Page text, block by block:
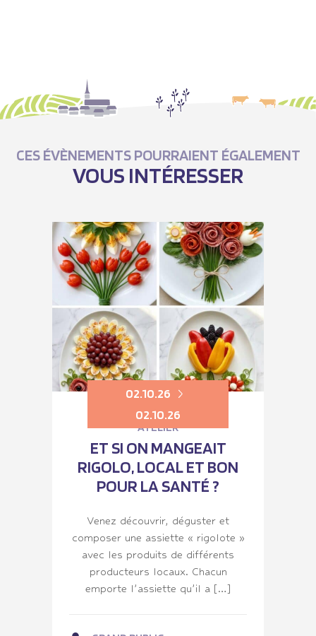
CES ÉVÈNEMENTS POURRAIENT ÉGALEMENT
VOUS INTÉRESSER
02.10.26
02.10.26
ATELIER
ET SI ON MANGEAIT
RIGOLO, LOCAL ET BON
POUR LA SANTÉ ?
Venez découvrir, déguster et
composer une assiette « rigolote »
avec les produits de différents
producteurs locaux. Chacun
emporte l’assiette qu’il a […]